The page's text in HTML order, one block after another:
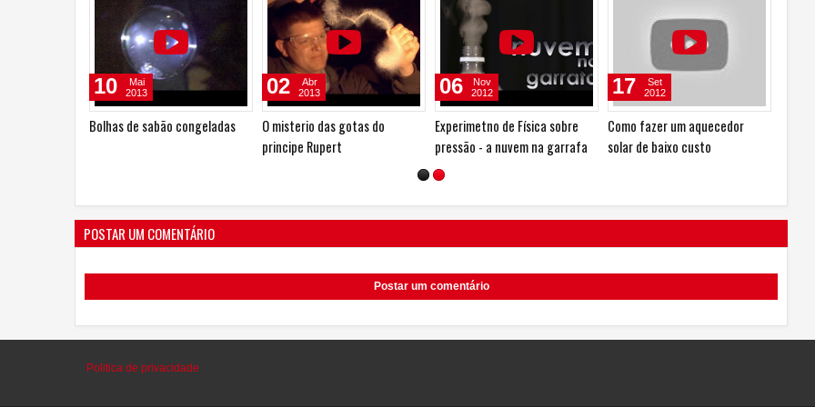
Bolhas de sabão congeladas
10
Mai
2013
O misterio das gotas do
principe Rupert
02
Abr
2013
Experimetno de Física sobre
pressão - a nuvem na garrafa
06
Nov
2012
Como fazer um aquecedor
solar de baixo custo
17
Set
2012
POSTAR UM COMENTÁRIO
Postar um comentário
Politica de privacidade